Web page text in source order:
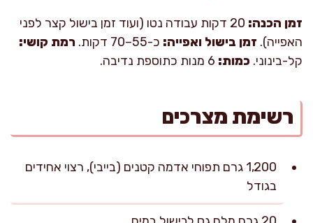
זמן הכנה:
20 דקות עבודה נטו (ועוד זמן בישול קצר לפני
האפייה). זמן בישול ואפייה: כ-55–70 דקות.
רמת קושי:
קל-בינוני. כמות:
רשימת מצרכים
1,200 גרם תפוחי אדמה קטנים (בייבי), רצוי אחידים
בגודל